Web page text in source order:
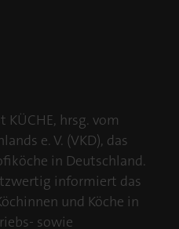
KÜCHE, hrsg. vom
e. V. (VKD), das
in Deutschland.
informiert das
und Köche in
sowie